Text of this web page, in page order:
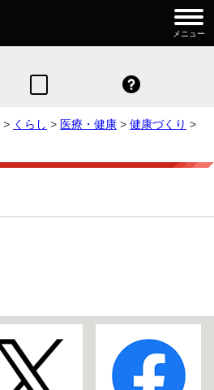
メニュー
> くらし > 医療・健康 > 健康づくり >